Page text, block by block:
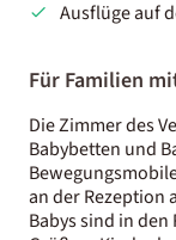
Ausflüge auf
Für Familien
Die Zimmer des
Babybetten und
an der Rezeption
Babys sind in